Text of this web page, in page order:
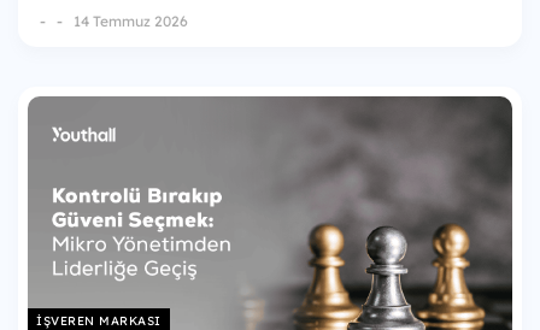
- 14 Temmuz 2026
İŞVEREN MARKASI